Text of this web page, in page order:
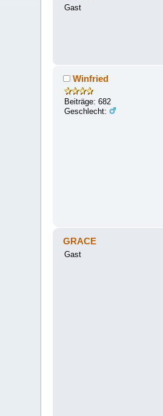
Gast
Winfried
Beiträge: 682
Geschlecht:
GRACE
Gast